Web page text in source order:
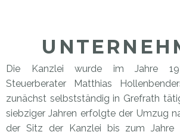
Die Kanzlei wurde im Jahre
Steuerberater Matthias
zunächst selbstständig in Grefrath
siebziger Jahren erfolgte der Umzug
der Sitz der Kanzlei bis zum Jahre